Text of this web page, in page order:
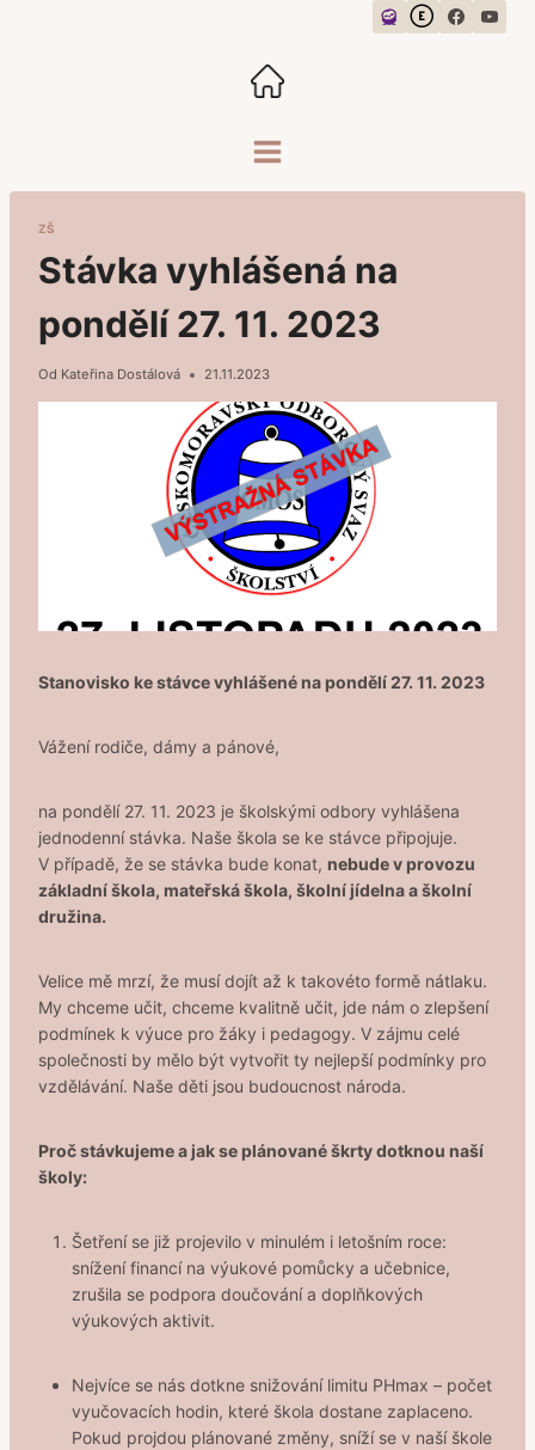
ZŠ
Stávka vyhlášená na
pondělí 27. 11. 2023
Od Kateřina Dostálová 21.11.2023
Stanovisko ke stávce vyhlášené na pondělí 27. 11. 2023
Vážení rodiče, dámy a pánové,
na pondělí 27. 11. 2023 je školskými odbory vyhlášena
jednodenní stávka. Naše škola se ke stávce připojuje.
V případě, že se stávka bude konat, nebude v provozu
základní škola, mateřská škola, školní jídelna a školní
družina.
Velice mě mrzí, že musí dojít až k takovéto formě nátlaku.
My chceme učit, chceme kvalitně učit, jde nám o zlepšení
podmínek k výuce pro žáky i pedagogy. V zájmu celé
společnosti by mělo být vytvořit ty nejlepší podmínky pro
vzdělávání. Naše děti jsou budoucnost národa.
Proč stávkujeme a jak se plánované škrty dotknou naší
školy:
Šetření se již projevilo v minulém i letošním roce:
snížení financí na výukové pomůcky a učebnice,
zrušila se podpora doučování a doplňkových
výukových aktivit.
Nejvíce se nás dotkne snižování limitu PHmax – počet
vyučovacích hodin, které škola dostane zaplaceno.
Pokud projdou plánované změny, sníží se v naší škole